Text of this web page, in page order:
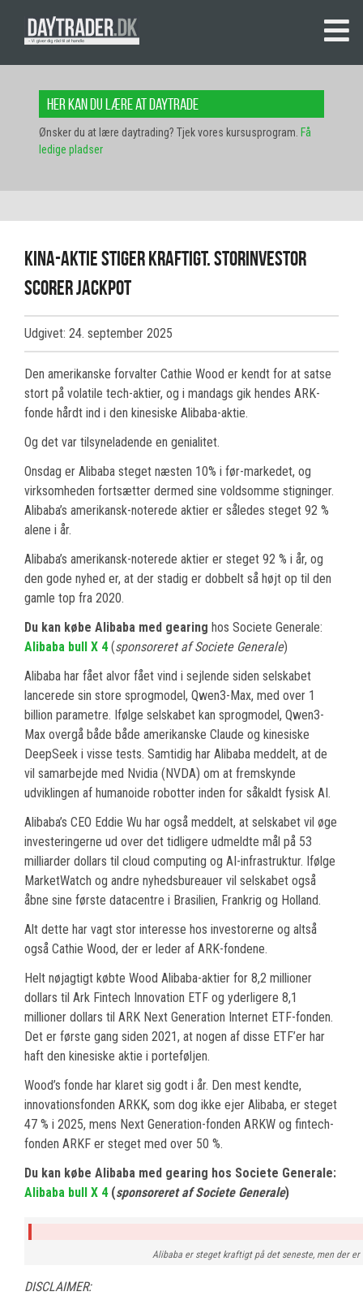
Her kan du lære at daytrade
Ønsker du at lære daytrading? Tjek vores kursusprogram. Få
ledige pladser
Kina-aktie stiger kraftigt. Storinvestor
scorer jackpot
Udgivet: 24. september 2025
Den amerikanske forvalter Cathie Wood er kendt for at satse
stort på volatile tech-aktier, og i mandags gik hendes ARK-
fonde hårdt ind i den kinesiske Alibaba-aktie.
Og det var tilsyneladende en genialitet.
Onsdag er Alibaba steget næsten 10% i før-markedet, og
virksomheden fortsætter dermed sine voldsomme stigninger.
Alibaba’s amerikansk-noterede aktier er således steget 92 %
alene i år.
Alibaba’s amerikansk-noterede aktier er steget 92 % i år, og
den gode nyhed er, at der stadig er dobbelt så højt op til den
gamle top fra 2020.
Du kan købe Alibaba med gearing hos Societe Generale:
Alibaba bull X 4(sponsoreret af Societe Generale)
Alibaba har fået alvor fået vind i sejlende siden selskabet
lancerede sin store sprogmodel, Qwen3-Max, med over 1
billion parametre. Ifølge selskabet kan sprogmodel, Qwen3-
Max overgå både både amerikanske Claude og kinesiske
DeepSeek i visse tests. Samtidig har Alibaba meddelt, at de
vil samarbejde med Nvidia (NVDA) om at fremskynde
udviklingen af humanoide robotter inden for såkaldt fysisk AI.
Alibaba’s CEO Eddie Wu har også meddelt, at selskabet vil øge
investeringerne ud over det tidligere udmeldte mål på 53
milliarder dollars til cloud computing og AI-infrastruktur. Ifølge
MarketWatch og andre nyhedsbureauer vil selskabet også
åbne sine første datacentre i Brasilien, Frankrig og Holland.
Alt dette har vagt stor interesse hos investorerne og altså
også Cathie Wood, der er leder af ARK-fondene.
Helt nøjagtigt købte Wood Alibaba-aktier for 8,2 millioner
dollars til Ark Fintech Innovation ETF og yderligere 8,1
millioner dollars til ARK Next Generation Internet ETF-fonden.
Det er første gang siden 2021, at nogen af disse ETF’er har
haft den kinesiske aktie i porteføljen.
Wood’s fonde har klaret sig godt i år. Den mest kendte,
innovationsfonden ARKK, som dog ikke ejer Alibaba, er steget
47 % i 2025, mens Next Generation-fonden ARKW og fintech-
fonden ARKF er steget med over 50 %.
Du kan købe Alibaba med gearing hos Societe Generale:
Alibaba bull X 4(sponsoreret af Societe Generale)
Alibaba er steget kraftigt på det seneste, men der
DISCLAIMER: